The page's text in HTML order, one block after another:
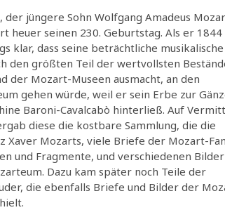
jüngere Sohn Wolfgang Amadeus
heuer seinen 230. Geburtstag. Als er 1844
klar, dass seine beträchtliche musikalische
den größten Teil der wertvollsten
der Mozart-Museen ausmacht, an den
gehen würde, weil er sein Erbe zur
Baroni-Cavalcabò hinterließ. Auf
diese die kostbare Sammlung, die die
Xaver Mozarts, viele Briefe der Mozart-
und Fragmente, und verschiedenen
Dazu kam später noch Teile der
die ebenfalls Briefe und Bilder der